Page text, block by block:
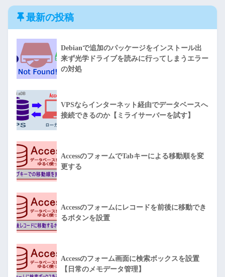
最新の投稿
Debianで追加のパッケージをインストール出
来ず光学ドライブを読みに行ってしまうエラー
の対処
VPSならインターネット経由でデータベースへ
接続できるのか【ミライサーバーを試す】
AccessのフォームでTabキーによる移動順を変
更する
Accessのフォームにレコードを前後に移動でき
るボタンを設置
Accessのフォーム画面に検索ボックスを設置
【日常のメモデータ管理】